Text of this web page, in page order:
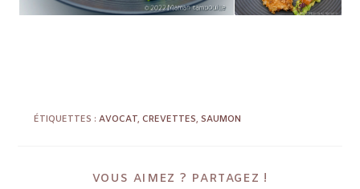
ÉTIQUETTES :AVOCAT, CREVETTES, SAUMON
VOUS AIMEZ ? PARTAGEZ !